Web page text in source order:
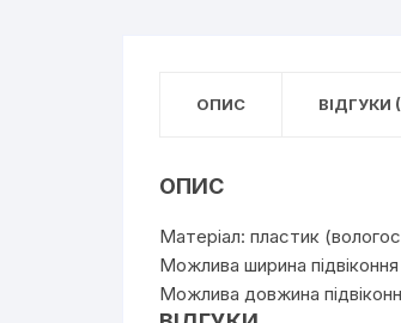
ОПИС ВІДГУКИ
ОПИС
Матеріал: пластик
Можлива ширина
Можлива довжина